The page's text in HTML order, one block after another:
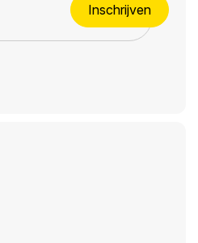
Inschrijven